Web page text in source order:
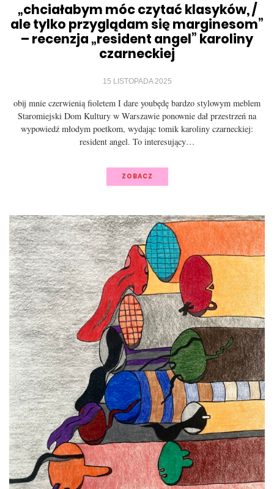
„chciałabym móc czytać klasyków, /
ale tylko przyglądam się marginesom”
– recenzja „resident angel” karoliny
czarneckiej
15 LISTOPADA 2025
obij mnie czerwienią fioletem I dare youbędę bardzo stylowym meblem
Staromiejski Dom Kultury w Warszawie ponownie dał przestrzeń na
wypowiedź młodym poetkom, wydając tomik karoliny czarneckiej:
resident angel. To interesujący…
ZOBACZ